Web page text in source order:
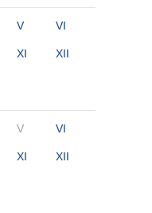
V VI
XI XII
V VI
XI XII